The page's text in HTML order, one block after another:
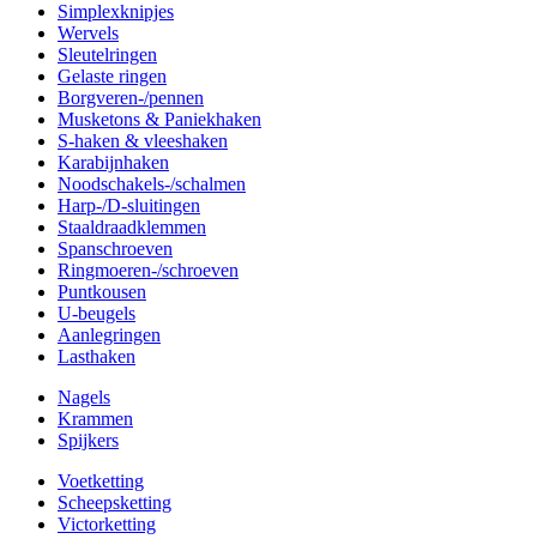
Simplexknipjes
Wervels
Sleutelringen
Gelaste ringen
Borgveren-/pennen
Musketons & Paniekhaken
S-haken & vleeshaken
Karabijnhaken
Noodschakels-/schalmen
Harp-/D-sluitingen
Staaldraadklemmen
Spanschroeven
Ringmoeren-/schroeven
Puntkousen
U-beugels
Aanlegringen
Lasthaken
Nagels
Krammen
Spijkers
Voetketting
Scheepsketting
Victorketting